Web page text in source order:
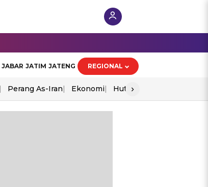
JABAR JATIM JATENG REGIONAL
Perang As-Iran Ekonomi Hut Ri
›